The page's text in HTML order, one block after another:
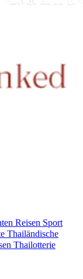
Reisen Sport
Thailändische
Thailotterie